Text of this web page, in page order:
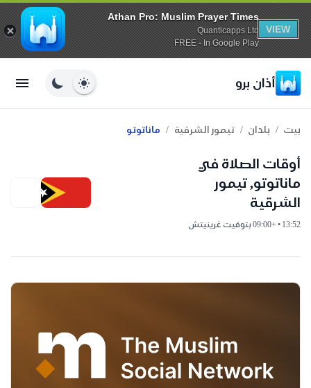
Athan Pro: Muslim Prayer Times
Quanticapps Ltd
FREE - In Google Play
VIEW
أذان برو
بيت / بلدان / تيمور الشرقية / ماناتوتو
أوقات الصلاة في
ماناتوتو, تيمور
الشرقية
13:52 • +09:00 بتوقيت غرينيتش